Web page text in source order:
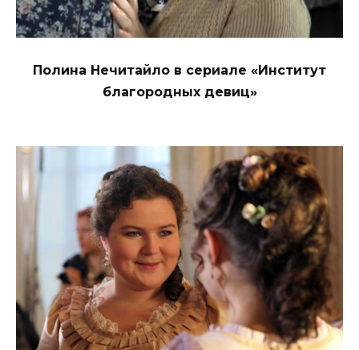
Полина Нечитайло в сериале «Институт
благородных девиц»